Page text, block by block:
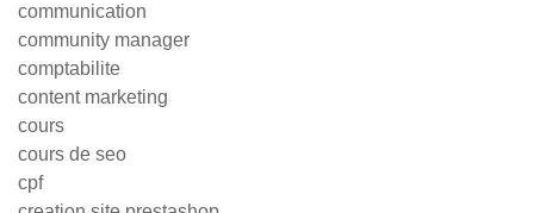
communication
community manager
comptabilite
content marketing
cours
cours de seo
cpf